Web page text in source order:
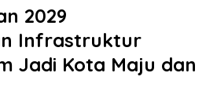
2029
Infrastruktur
Jadi Kota Maju dan